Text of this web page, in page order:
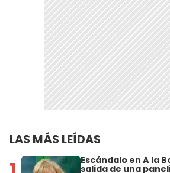
LAS MÁS LEÍDAS
Escándalo en A la
salida de una